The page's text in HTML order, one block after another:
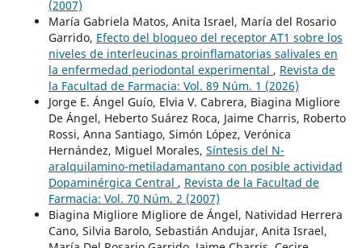
(2007)
María Gabriela Matos, Anita Israel, María del Rosario
Garrido, Efecto del bloqueo del receptor AT1 sobre los
niveles de interleucinas proinflamatorias salivales en
la enfermedad periodontal experimental , Revista de
la Facultad de Farmacia: Vol. 89 Núm. 1 (2026)
Jorge E. Ángel Guío, Elvia V. Cabrera, Biagina Migliore
De Ángel, Heberto Suárez Roca, Jaime Charris, Roberto
Rossi, Anna Santiago, Simón López, Verónica
Hernández, Miguel Morales, Síntesis del N-
aralquilamino-metiladamantano con posible actividad
Dopaminérgica Central , Revista de la Facultad de
Farmacia: Vol. 70 Núm. 2 (2007)
Biagina Migliore Migliore de Ángel, Natividad Herrera
Cano, Silvia Barolo, Sebastián Andujar, Anita Israel,